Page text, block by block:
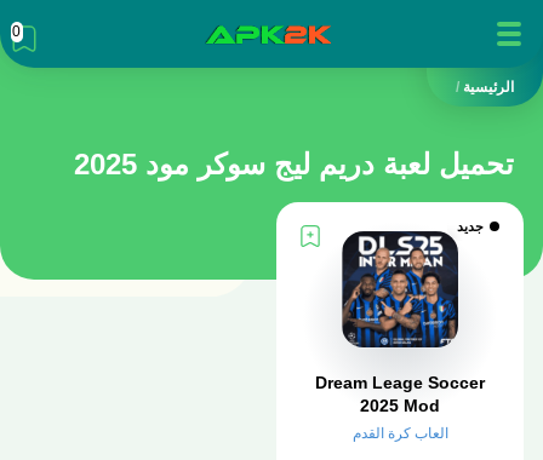
0
الرئيسية /
تحميل لعبة دريم ليج سوكر مود 2025
جديد
Dream Leage Soccer
2025 Mod
العاب كرة القدم